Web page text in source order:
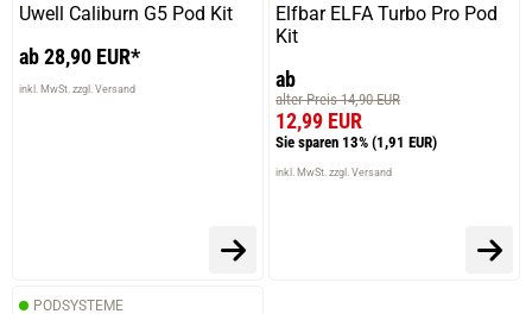
Uwell Caliburn G5 Pod Kit
ab 28,90 EUR*
inkl. MwSt. zzgl. Versand
Elfbar ELFA Turbo Pro Pod
Kit
ab
alter Preis 14,90 EUR
12,99 EUR
Sie sparen 13% (1,91 EUR)
inkl. MwSt. zzgl. Versand
PODSYSTEME